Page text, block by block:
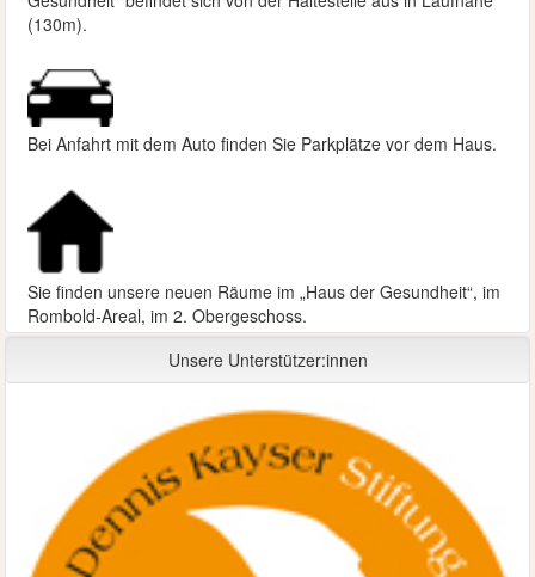
(130m).
Bei Anfahrt mit dem Auto finden Sie Parkplätze vor dem Haus.
Sie finden unsere neuen Räume im „Haus der Gesundheit“, im
Rombold-Areal, im 2. Obergeschoss.
Unsere Unterstützer:innen